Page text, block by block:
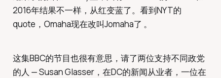
2016年结果不一样，从红变蓝了。看到NYT的
quote，Omaha现在改叫Jomaha了 。
这集BBC的节目也很有意思，请了两位支持不同政党
的人 — Susan Glasser，在DC的新闻从业者，一位在